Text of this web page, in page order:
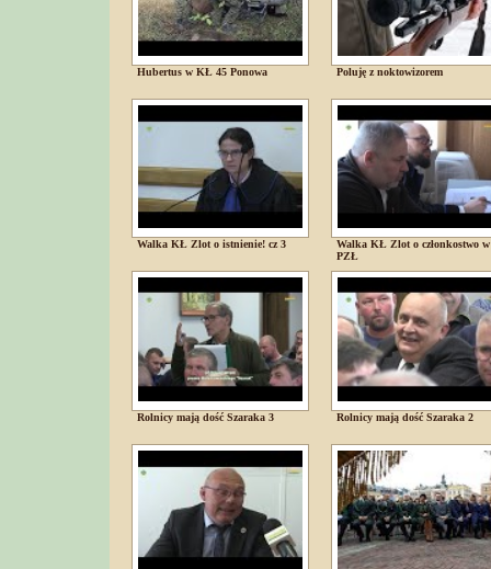
Hubertus w KŁ 45 Ponowa Poluję z noktowizorem
Walka KŁ Zlot o istnienie! cz 3
Walka KŁ Zlot o członkostwo w
PZŁ
Rolnicy mają dość Szaraka 3 Rolnicy mają dość Szaraka 2